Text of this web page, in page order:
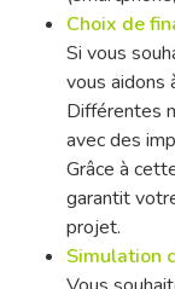
Choix de
Si vous
vous aidons
Différentes
avec des
Grâce à
garantit
projet.
Simulation